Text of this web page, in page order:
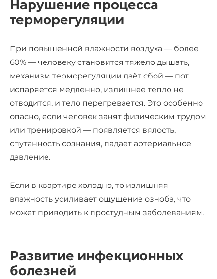
Нарушение процесса
терморегуляции
При повышенной влажности воздуха — более
60% — человеку становится тяжело дышать,
механизм терморегуляции даёт сбой — пот
испаряется медленно, излишнее тепло не
отводится, и тело перегревается. Это особенно
опасно, если человек занят физическим трудом
или тренировкой — появляется вялость,
спутанность сознания, падает артериальное
давление.
Если в квартире холодно, то излишняя
влажность усиливает ощущение озноба, что
может приводить к простудным заболеваниям.
Развитие инфекционных
болезней